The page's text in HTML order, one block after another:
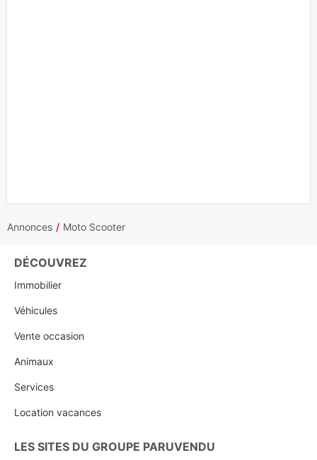
Annonces Moto Scooter
DÉCOUVREZ
Immobilier
Véhicules
Vente occasion
Animaux
Services
Location vacances
LES SITES DU GROUPE PARUVENDU